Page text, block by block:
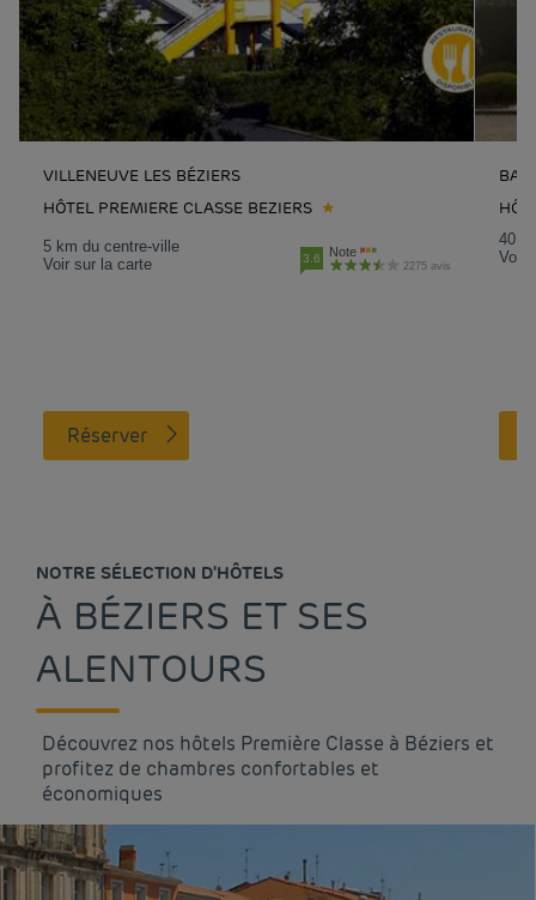
VILLENEUVE LES BÉZIERS
HÔTEL PREMIERE CLASSE BEZIERS
5 km du centre-ville
Voir sur la carte
3.6 Note
2275 avis
Réserver
40.8
Voir
NOTRE SÉLECTION D'HÔTELS
À BÉZIERS ET SES
ALENTOURS
Découvrez nos hôtels Première Classe à Béziers et
profitez de chambres confortables et
économiques